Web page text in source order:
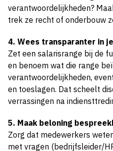
verantwoordelijkheden?
trek ze recht of onderbouw
4. Wees transparanter in
Zet een salarisrange bij de
en benoem wat die range
verantwoordelijkheden,
en toeslagen. Dat scheelt
verrassingen na
5. Maak beloning
Zorg dat medewerkers
met vragen (bedrijfsleider/